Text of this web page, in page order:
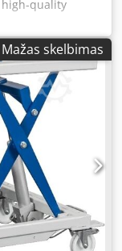
quality
back-
adjustment
leveling feet,
height
Optimal
parking
Ad
Load
length:
mm Usable lift:
190 mm
145 mm
time Location:
Mažas skelbimas